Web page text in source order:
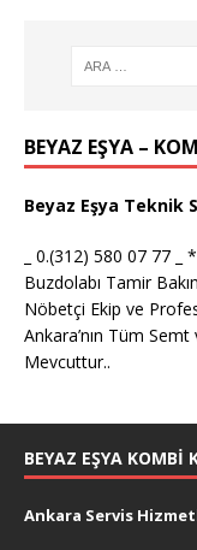
BEYAZ EŞYA –
Beyaz Eşya Teknik
_ 0.(312) 580 07 77
Buzdolabı Tamir
Nöbetçi Ekip ve
Ankara’nın Tüm
Mevcuttur..
BEYAZ EŞYA KOMBI
Ankara Servis